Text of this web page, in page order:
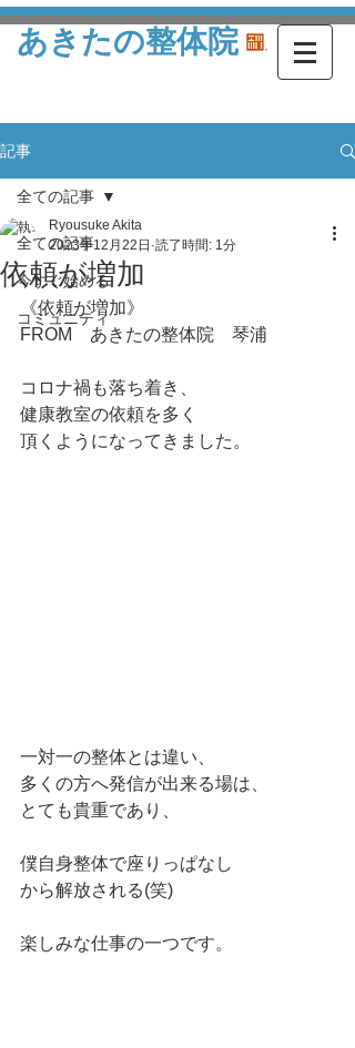
あきたの整体院
記事
全ての記事
今すぐ始める
コミュニティ
全ての記事
依頼が増加
Ryousuke Akita
2023年12月22日 読了時間: 1分
《依頼が増加》
FROM　あきたの整体院　琴浦
コロナ禍も落ち着き、
健康教室の依頼を多く
頂くようになってきました。
一対一の整体とは違い、
多くの方へ発信が出来る場は、
とても貴重であり、
僕自身整体で座りっぱなし
から解放される(笑)
楽しみな仕事の一つです。